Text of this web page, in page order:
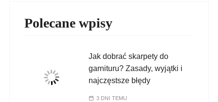
Polecane wpisy
Jak dobrać skarpety do
garnituru? Zasady, wyjątki i
najczęstsze błędy
3 DNI TEMU